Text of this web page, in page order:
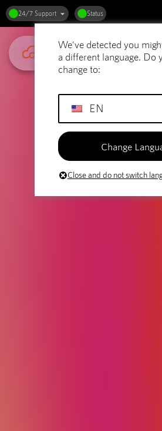
24/7 Support Status
We've detected you
a different language. Do
change to:
EN
Change
Close and do not switch